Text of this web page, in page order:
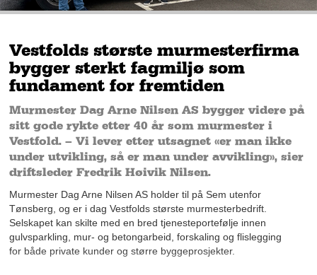
Vestfolds største murmesterfirma
bygger sterkt fagmiljø som
fundament for fremtiden
Murmester Dag Arne Nilsen AS bygger videre på
sitt gode rykte etter 40 år som murmester i
Vestfold. – Vi lever etter utsagnet «er man ikke
under utvikling, så er man under avvikling», sier
driftsleder Fredrik Høivik Nilsen.
Murmester Dag Arne Nilsen AS holder til på Sem utenfor
Tønsberg, og er i dag Vestfolds største murmesterbedrift.
Selskapet kan skilte med en bred tjenesteportefølje innen
gulvsparkling, mur- og betongarbeid, forskaling og flislegging
for både private kunder og større byggeprosjekter.